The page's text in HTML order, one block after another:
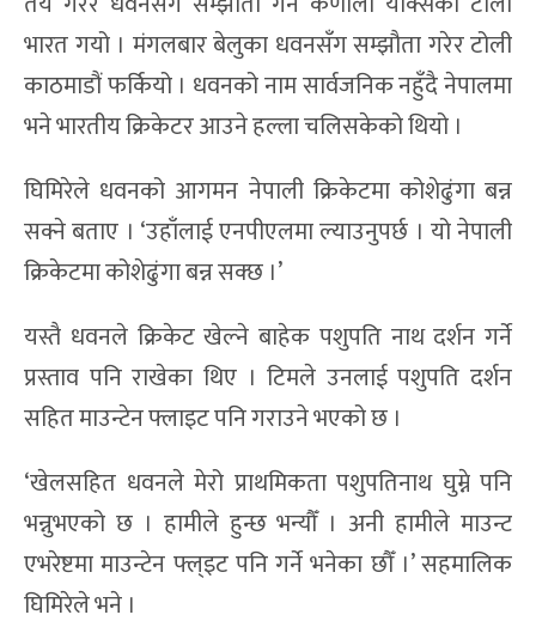
भारत गयो । मंगलबार बेलुका धवनसँग सम्झौता गरेर टोली
काठमाडौं फर्कियो । धवनको नाम सार्वजनिक नहुँदै नेपालमा
भने भारतीय क्रिकेटर आउने हल्ला चलिसकेको थियो ।
घिमिरेले धवनको आगमन नेपाली क्रिकेटमा कोशेढुंगा बन्न
सक्ने बताए । ‘उहाँलाई एनपीएलमा ल्याउनुपर्छ । यो नेपाली
क्रिकेटमा कोशेढुंगा बन्न सक्छ ।’
यस्तै धवनले क्रिकेट खेल्ने बाहेक पशुपति नाथ दर्शन गर्ने
प्रस्ताव पनि राखेका थिए । टिमले उनलाई पशुपति दर्शन
सहित माउन्टेन फ्लाइट पनि गराउने भएको छ ।
‘खेलसहित धवनले मेरो प्राथमिकता पशुपतिनाथ घुम्ने पनि
भन्नुभएको छ । हामीले हुन्छ भन्यौँ । अनी हामीले माउन्ट
एभरेष्टमा माउन्टेन फ्ल्इट पनि गर्ने भनेका छौँ ।’ सहमालिक
घिमिरेले भने ।